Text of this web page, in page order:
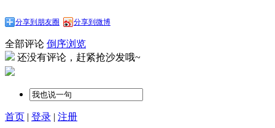
分享到朋友圈 分享到微博
全部评论 倒序浏览
还没有评论，赶紧抢沙发哦~
首页 | 登录 | 注册